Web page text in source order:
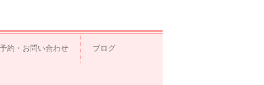
約・お問い合わせ ブログ